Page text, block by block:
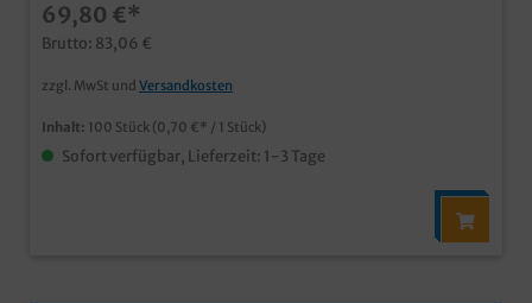
Recycling Karton mit kunststofffreier Bio
BeschichtungPapier aus nachhaltiger
Forstwirtschaftfettdicht und feuchtigkeitsresistent,
ideal für Glasuren und ZuckergussQualität Made in
Germanyindividuell bedruckbar
69,80 €*
Brutto: 83,06 €
zzgl. MwSt und Versandkosten
Inhalt: 100 Stück (0,70 €* / 1 Stück)
Sofort verfügbar, Lieferzeit: 1-3 Tage